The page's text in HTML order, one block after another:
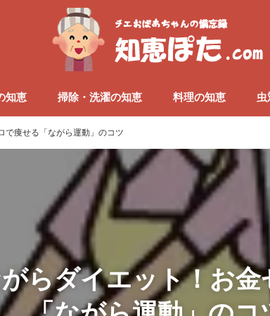
知恵 掃除・洗濯の知恵 料理の知恵 虫
で痩せる「ながら運動」のコツ
らダイエット！お金